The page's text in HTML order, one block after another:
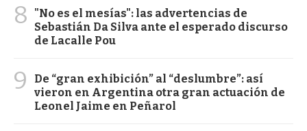
8
"No es el mesías": las advertencias de
Sebastián Da Silva ante el esperado discurso
de Lacalle Pou
9
De “gran exhibición” al “deslumbre”: así
vieron en Argentina otra gran actuación de
Leonel Jaime en Peñarol